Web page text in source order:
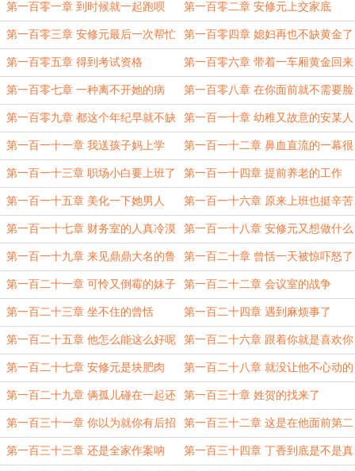
第一百零一章 到时候就一起跑呗 第一百零二章 安修元上交家底
第一百零三章 安修元最后一次帮忙 第一百零四章 媳妇再也不缺黄金了
第一百零五章 得到考试资格 第一百零六章 带着一车厢黄金回来
了
第一百零七章 一种离不开她的病 第一百零八章 在你面前就不需要脸
第一百零九章 都这个年纪早就不缺
妈了
第一百一十章 幼稚又故意的安某人
第一百一十一章 我送孩子妈上学 第一百一十二章 鼻血直流的一幕很
不错
第一百一十三章 职场小白要上班了 第一百一十四章 提前养老的工作
第一百一十五章 美化一下她男人 第一百一十六章 原来上班也挺辛苦
的
第一百一十七章 财务室的人真冷漠 第一百一十八章 安修元又想做什么
第一百一十九章 来见鼎鼎大名的鲁
秘书
第一百二十章 曾恬一天被惊吓怒了
第一百二十一章 可怜又倒霉的妹子 第一百二十二章 会议室的战争
第一百二十三章 坐不住的曾恬 第一百二十四章 遇到麻烦事了
第一百二十五章 他怎么能这么好呢 第一百二十六章 跟着你就是喜欢你
第一百二十七章 安修元是块肥肉 第一百二十八章 就没让他不心动的
地方
第一百二十九章 俩孤儿碰在一起还
真是缘分
第一百三十章 姓贺的找来了
第一百三十一章 你以为就你有后招 第一百三十二章 这是在他面前第二
次昏迷
第一百三十三章 还是全家作案呐 第一百三十四章 丁香到底是不是真